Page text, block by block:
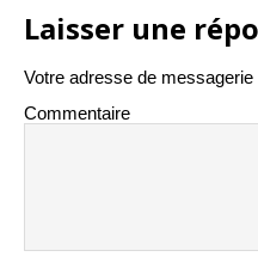
Laisser une
Votre adresse de
Commentaire